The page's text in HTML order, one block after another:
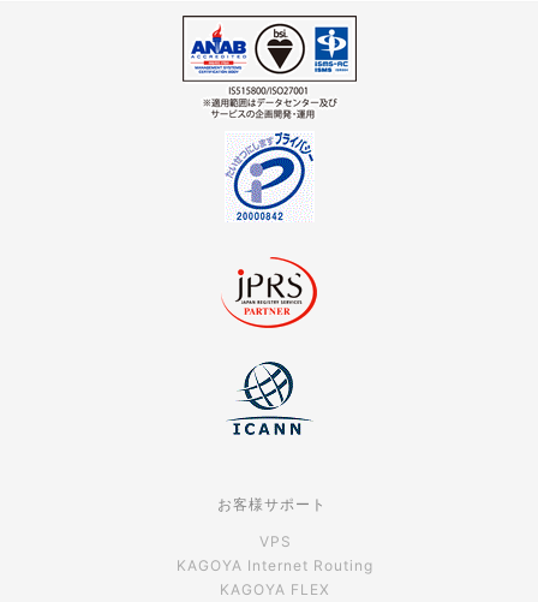
お客様サポート
VPS
KAGOYA Internet Routing
KAGOYA FLEX